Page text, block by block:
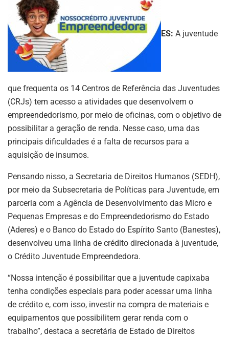
ES: A juventude
que frequenta os 14 Centros de Referência das Juventudes
(CRJs) tem acesso a atividades que desenvolvem o
empreendedorismo, por meio de oficinas, com o objetivo de
possibilitar a geração de renda. Nesse caso, uma das
principais dificuldades é a falta de recursos para a
aquisição de insumos.
Pensando nisso, a Secretaria de Direitos Humanos (SEDH),
por meio da Subsecretaria de Políticas para Juventude, em
parceria com a Agência de Desenvolvimento das Micro e
Pequenas Empresas e do Empreendedorismo do Estado
(Aderes) e o Banco do Estado do Espírito Santo (Banestes),
desenvolveu uma linha de crédito direcionada à juventude,
o Crédito Juventude Empreendedora.
“Nossa intenção é possibilitar que a juventude capixaba
tenha condições especiais para poder acessar uma linha
de crédito e, com isso, investir na compra de materiais e
equipamentos que possibilitem gerar renda com o
trabalho”, destaca a secretária de Estado de Direitos